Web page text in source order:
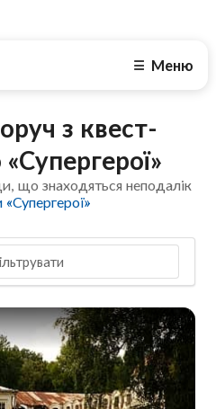
☰ Меню
з квест-
що знаходяться неподалік